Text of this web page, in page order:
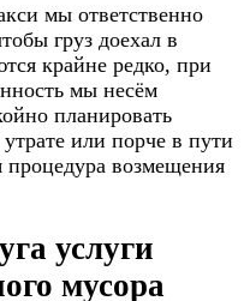
мы ответственно
груз доехал в
крайне редко, при
мы несём
планировать
или порче в пути
процедура возмещения
услуги
мусора